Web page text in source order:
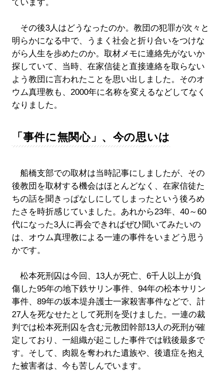
ています。
その後3人はどうなったのか。教団の犯罪が次々と
明らかになる中で、うまく社会と折り合いをつけな
がら人生を歩めたのか。取材メモに連絡先がないか
探していて、当時、在家信徒と直接連絡を取らない
よう教団に言われたことを思い出しました。そのオ
ウム真理教も、2000年に名称を変えるなどしてなく
なりました。
「事件に無関心」、今の思いは
船橋支部での取材は当時記事にしましたが、その
後教団を取材する機会はほとんどなく、在家信徒た
ちの話を聞きっぱなしにしてしまったという後ろめ
たさを時折感じていました。あれから23年、40～60
代になった3人に再会できればぜひ聞いてみたいの
は、オウム真理教による一連の事件をいまどう思う
かです。
松本死刑囚は今回、13人が死亡、6千人以上が負
傷した95年の地下鉄サリン事件、94年の松本サリン
事件、89年の坂本堤弁護士一家殺害事件などで、計
27人を死なせたとして死刑を受けました。一連の裁
判では松本死刑囚を含む元教団幹部13人の死刑が確
定しており、一組織が起こした事件では戦後最多で
す。そして、肉親を奪われた遺族や、後遺症を抱え
た被害者は、今も苦しんでいます。